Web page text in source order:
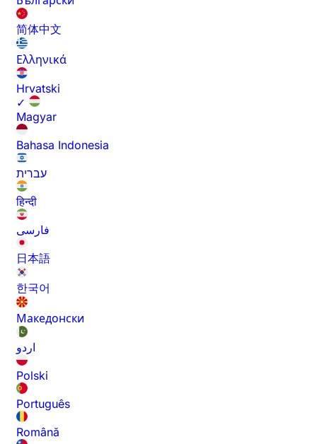
简体中文
Ελληνικά
Hrvatski
✓
Magyar
Bahasa Indonesia
עברית
हिन्दी
فارسی
日本語
한국어
Македонски
اردو
Polski
Português
Română